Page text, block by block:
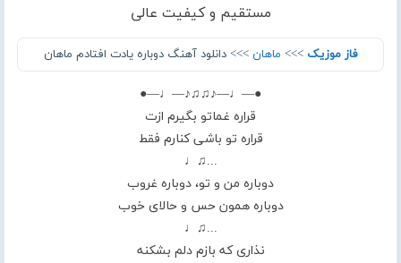
مستقیم و کیفیت عالی
فاز موزیک >>> ماهان >>> دانلود آهنگ دوباره یادت افتادم ماهان
●—♩—♪♫♫♪—♩—●
قراره غماتو بگیرم ازت
قراره تو باشی کنارم‌ فقط
...♫♩
دوباره من و تو، دوباره غروب
دوباره همون حس و حالای خوب
...♫♩
نذاری که بازم دلم بشکنه